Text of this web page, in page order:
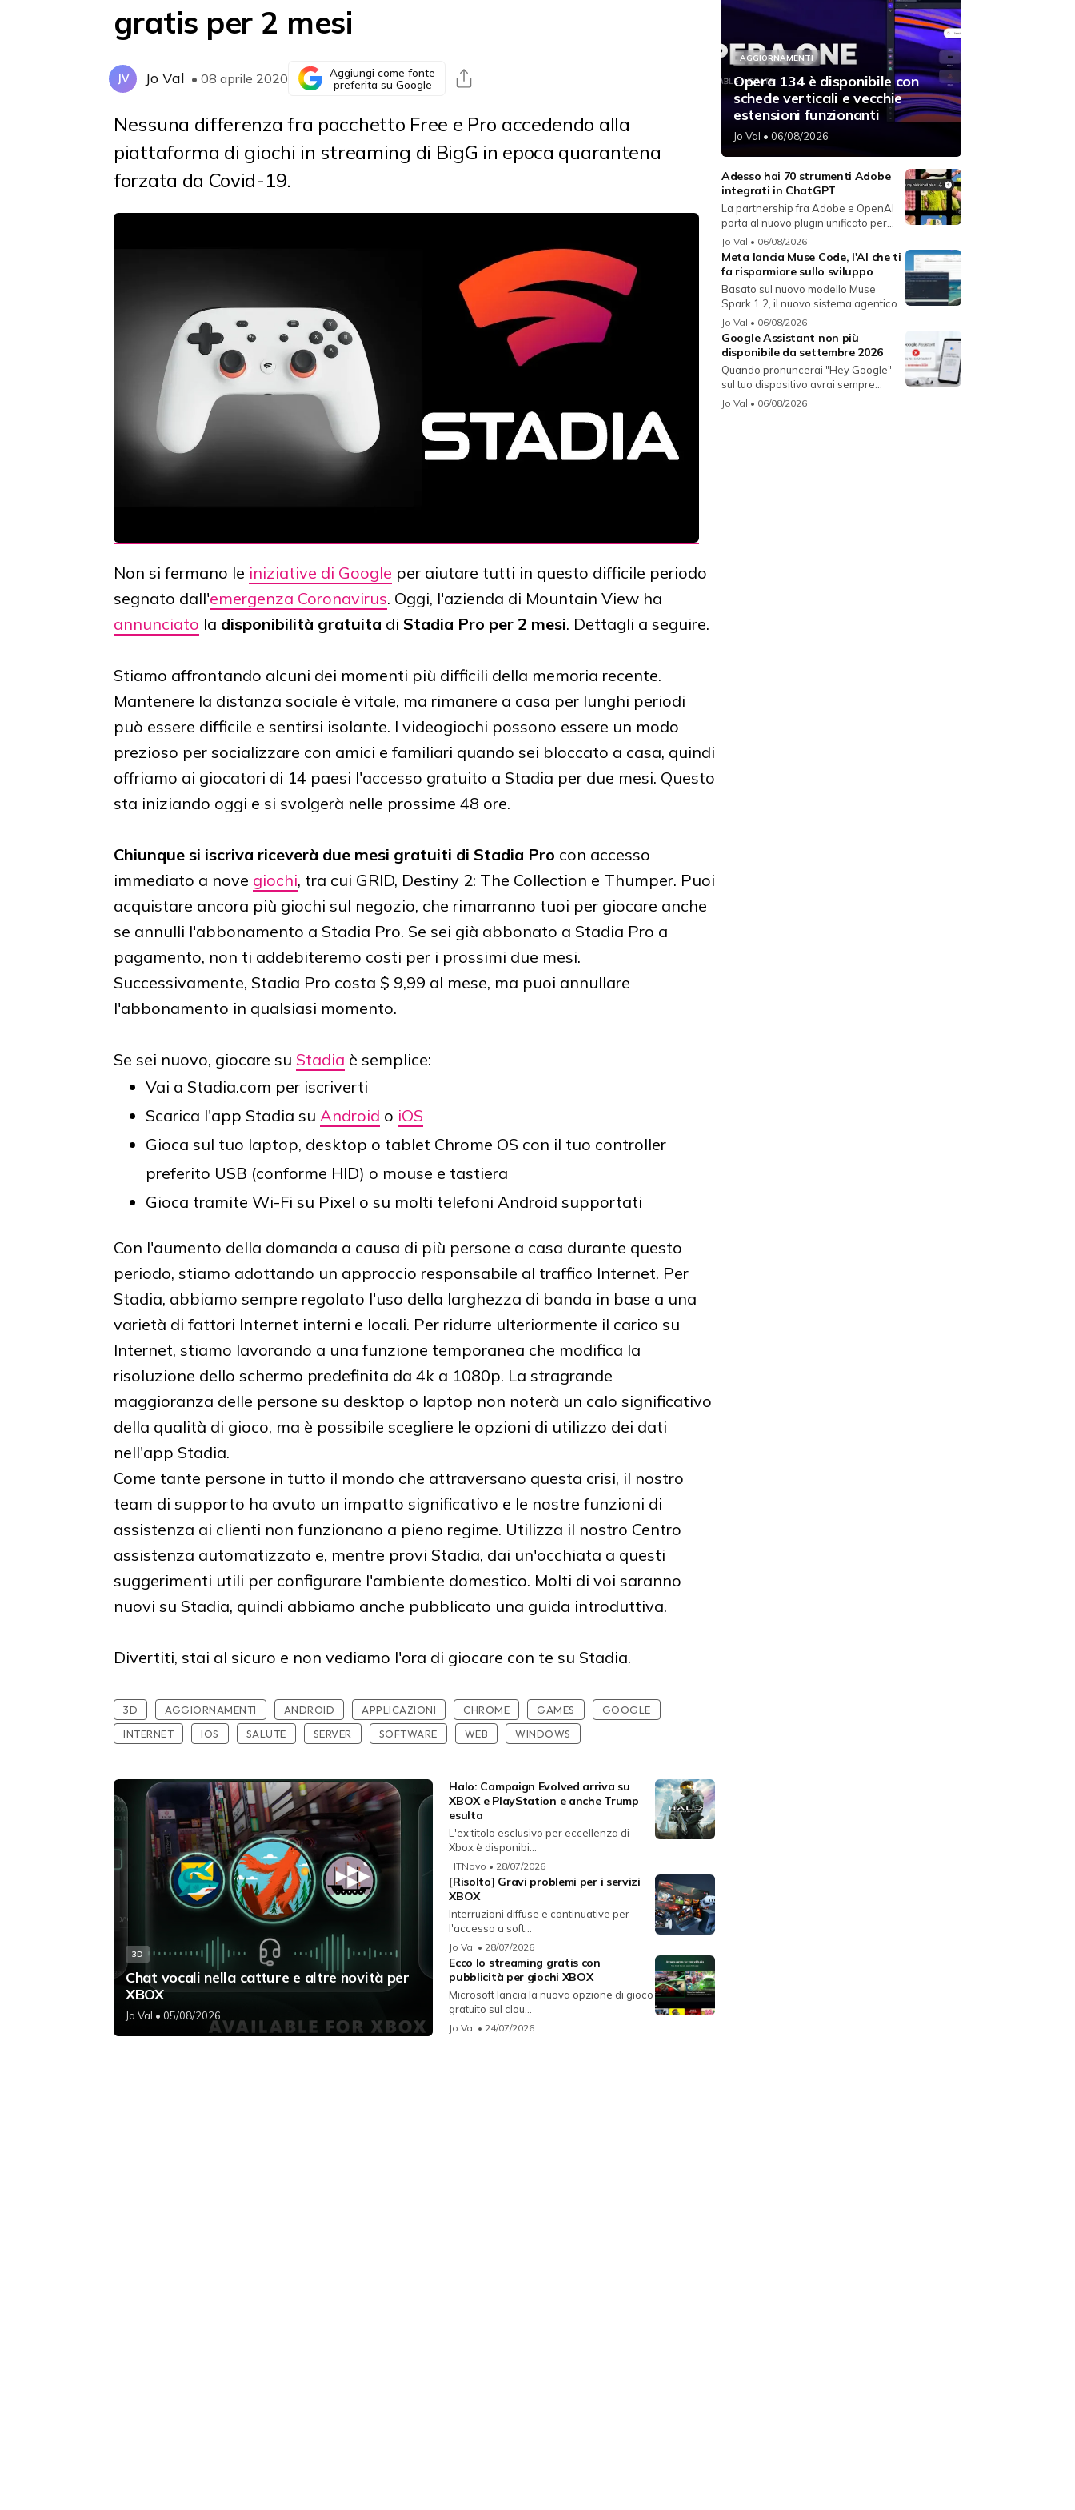
gratis per 2 mesi
JV Jo Val • 08 aprile 2020
Aggiungi come fonte
preferita su Google
Nessuna differenza fra pacchetto Free e Pro accedendo alla
piattaforma di giochi in streaming di BigG in epoca quarantena
forzata da Covid-19.
Non si fermano le iniziative di Google per aiutare tutti in questo difficile periodo
segnato dall'emergenza Coronavirus. Oggi, l'azienda di Mountain View ha
annunciato la disponibilità gratuita di Stadia Pro per 2 mesi. Dettagli a seguire.
Stiamo affrontando alcuni dei momenti più difficili della memoria recente.
Mantenere la distanza sociale è vitale, ma rimanere a casa per lunghi periodi
può essere difficile e sentirsi isolante. I videogiochi possono essere un modo
prezioso per socializzare con amici e familiari quando sei bloccato a casa, quindi
offriamo ai giocatori di 14 paesi l'accesso gratuito a Stadia per due mesi. Questo
sta iniziando oggi e si svolgerà nelle prossime 48 ore.
Chiunque si iscriva riceverà due mesi gratuiti di Stadia Pro con accesso
immediato a nove giochi, tra cui GRID, Destiny 2: The Collection e Thumper. Puoi
acquistare ancora più giochi sul negozio, che rimarranno tuoi per giocare anche
se annulli l'abbonamento a Stadia Pro. Se sei già abbonato a Stadia Pro a
pagamento, non ti addebiteremo costi per i prossimi due mesi.
Successivamente, Stadia Pro costa $ 9,99 al mese, ma puoi annullare
l'abbonamento in qualsiasi momento.
Se sei nuovo, giocare su Stadia è semplice:
Vai a Stadia.com per iscriverti
Scarica l'app Stadia su Android o iOS
Gioca sul tuo laptop, desktop o tablet Chrome OS con il tuo controller
preferito USB (conforme HID) o mouse e tastiera
Gioca tramite Wi-Fi su Pixel o su molti telefoni Android supportati
Con l'aumento della domanda a causa di più persone a casa durante questo
periodo, stiamo adottando un approccio responsabile al traffico Internet. Per
Stadia, abbiamo sempre regolato l'uso della larghezza di banda in base a una
varietà di fattori Internet interni e locali. Per ridurre ulteriormente il carico su
Internet, stiamo lavorando a una funzione temporanea che modifica la
risoluzione dello schermo predefinita da 4k a 1080p. La stragrande
maggioranza delle persone su desktop o laptop non noterà un calo significativo
della qualità di gioco, ma è possibile scegliere le opzioni di utilizzo dei dati
nell'app Stadia.
Come tante persone in tutto il mondo che attraversano questa crisi, il nostro
team di supporto ha avuto un impatto significativo e le nostre funzioni di
assistenza ai clienti non funzionano a pieno regime. Utilizza il nostro Centro
assistenza automatizzato e, mentre provi Stadia, dai un'occhiata a questi
suggerimenti utili per configurare l'ambiente domestico. Molti di voi saranno
nuovi su Stadia, quindi abbiamo anche pubblicato una guida introduttiva.
Divertiti, stai al sicuro e non vediamo l'ora di giocare con te su Stadia.
3D AGGIORNAMENTI ANDROID APPLICAZIONI CHROME GAMES
GOOGLE
INTERNET
IOS SALUTE SERVER SOFTWARE WEB WINDOWS
3D
Chat vocali nella catture e altre novità per
XBOX
Jo Val • 05/08/2026
Halo: Campaign Evolved arriva su
XBOX e PlayStation e anche Trump
esulta
L'ex titolo esclusivo per eccellenza di
Xbox è disponibi...
HTNovo • 28/07/2026
[Risolto] Gravi problemi per i servizi
XBOX
Interruzioni diffuse e continuative per
l'accesso a soft...
Jo Val • 28/07/2026
Ecco lo streaming gratis con
pubblicità per giochi XBOX
Microsoft lancia la nuova opzione di gioco
gratuito sul clou...
Jo Val • 24/07/2026
AGGIORNAMENTI
Opera 134 è disponibile con
schede verticali e vecchie
estensioni funzionanti
Jo Val • 06/08/2026
Adesso hai 70 strumenti Adobe
integrati in ChatGPT
La partnership fra Adobe e OpenAI
porta al nuovo plugin unificato per...
Jo Val • 06/08/2026
Meta lancia Muse Code, l'AI che ti
fa risparmiare sullo sviluppo
Basato sul nuovo modello Muse
Spark 1.2, il nuovo sistema agentico
fun...
Jo Val • 06/08/2026
Google Assistant non più
disponibile da settembre 2026
Quando pronuncerai "Hey Google"
sul tuo dispositivo avrai sempre
Gemin...
Jo Val • 06/08/2026